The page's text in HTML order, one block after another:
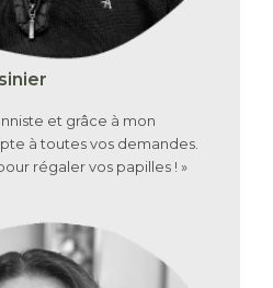
et grâce à mon
à toutes vos demandes.
régaler vos papilles ! »